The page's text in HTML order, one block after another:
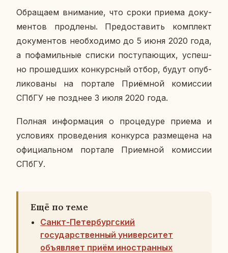
Об­ра­ща­ем вни­ма­ние, что сроки приема до­ку­
мен­тов про­дле­ны. Предо­ста­вить ком­плект
до­ку­мен­тов необ­хо­ди­мо до 5 июня 2020 года,
а по­фа­миль­ные списки по­сту­па­ю­щих, успеш­
но про­шед­ших кон­курс­ный отбор, будут опуб­
ли­ко­ва­ны на пор­та­ле При­ём­ной ко­мис­сии
СПбГУ не позд­нее 3 июля 2020 года.
Полная ин­фор­ма­ция о про­це­ду­ре приема и
усло­ви­ях про­ве­де­ния кон­кур­са раз­ме­ще­на на
офи­ци­аль­ном пор­та­ле При­ем­ной ко­мис­сии
СПбГУ.
Ещё по теме
Санкт-Петербургский
государственный университет
объявляет приём иностранных